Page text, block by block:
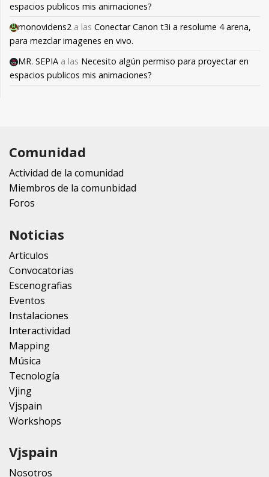
espacios publicos mis animaciones?
monovidens2 a las Conectar Canon t3i a resolume 4 arena,
para mezclar imagenes en vivo.
MR. SEPIA a las Necesito algún permiso para proyectar en
espacios publicos mis animaciones?
Comunidad
Actividad de la comunidad
Miembros de la comunbidad
Foros
Noticias
Artículos
Convocatorias
Escenografias
Eventos
Instalaciones
Interactividad
Mapping
Música
Tecnología
Vjing
Vjspain
Workshops
Vjspain
Nosotros